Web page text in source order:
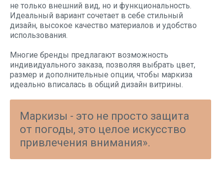
не только внешний вид, но и функциональность.
Идеальный вариант сочетает в себе стильный
дизайн, высокое качество материалов и удобство
использования.
Многие бренды предлагают возможность
индивидуального заказа, позволяя выбрать цвет,
размер и дополнительные опции, чтобы маркиза
идеально вписалась в общий дизайн витрины.
Маркизы - это не просто защита
от погоды, это целое искусство
привлечения внимания».